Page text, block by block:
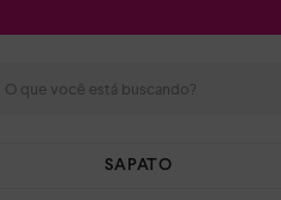
SAPATO